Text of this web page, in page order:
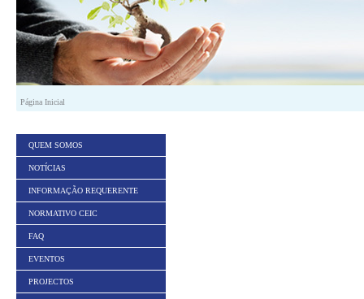
Página Inicial
QUEM SOMOS
NOTÍCIAS
INFORMAÇÃO REQUERENTE
NORMATIVO CEIC
FAQ
EVENTOS
PROJECTOS